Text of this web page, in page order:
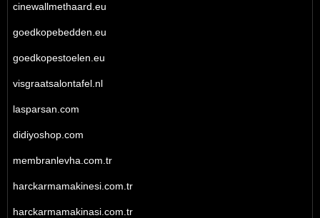
cinewallmethaard.eu
goedkopebedden.eu
goedkopestoelen.eu
visgraatsalontafel.nl
lasparsan.com
didiyoshop.com
membranlevha.com.tr
harckarmamakinesi.com.tr
harckarmamakinasi.com.tr